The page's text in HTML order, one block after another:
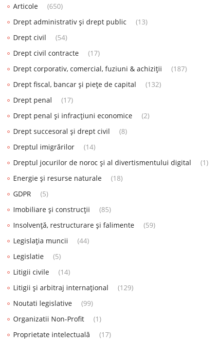
Articole
(650)
Drept administrativ și drept public
(13)
Drept civil
(54)
Drept civil contracte
(17)
Drept corporativ, comercial, fuziuni & achiziții
(187)
Drept fiscal, bancar și piețe de capital
(132)
Drept penal
(17)
Drept penal și infracțiuni economice
(2)
Drept succesoral și drept civil
(8)
Dreptul imigrărilor
(14)
Dreptul jocurilor de noroc și al divertismentului digital
(1)
Energie și resurse naturale
(18)
GDPR
(5)
Imobiliare și construcții
(85)
Insolvență, restructurare și falimente
(59)
Legislația muncii
(44)
Legislatie
(5)
Litigii civile
(14)
Litigii și arbitraj internațional
(129)
Noutati legislative
(99)
Organizatii Non-Profit
(1)
Proprietate intelectuală
(17)